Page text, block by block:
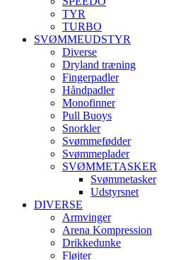
TYR
TURBO
SVØMMEUDSTYR
Diverse
Dryland træning
Fingerpadler
Håndpadler
Monofinner
Pull Buoys
Snorkler
Svømmefødder
Svømmeplader
SVØMMETASKER
Svømmetasker
Udstyrsnet
DIVERSE
Armvinger
Arena Kompression
Drikkedunke
Fløjter